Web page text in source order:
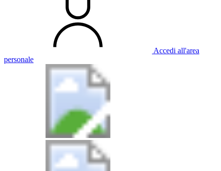
Accedi all'area
personale